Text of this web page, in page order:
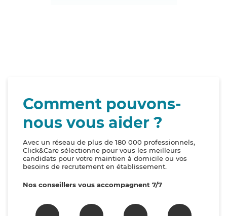
Comment pouvons-
nous vous aider ?
Avec un réseau de plus de 180 000 professionnels,
Click&Care sélectionne pour vous les meilleurs
candidats pour votre maintien à domicile ou vos
besoins de recrutement en établissement.
Nos conseillers vous accompagnent 7/7